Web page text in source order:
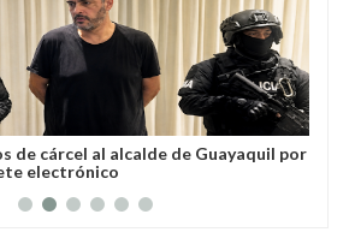
de cárcel al alcalde de Guayaquil por
electrónico